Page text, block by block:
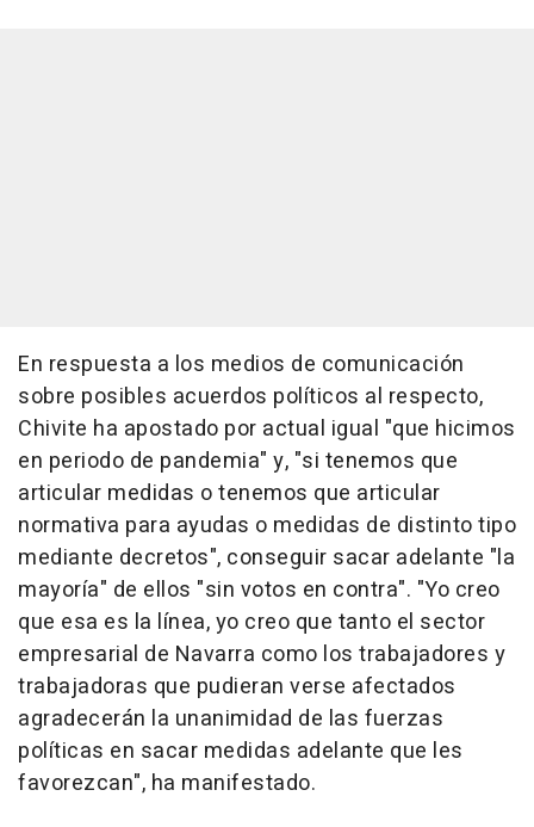
En respuesta a los medios de comunicación
sobre posibles acuerdos políticos al respecto,
Chivite ha apostado por actual igual "que hicimos
en periodo de pandemia" y, "si tenemos que
articular medidas o tenemos que articular
normativa para ayudas o medidas de distinto tipo
mediante decretos", conseguir sacar adelante "la
mayoría" de ellos "sin votos en contra". "Yo creo
que esa es la línea, yo creo que tanto el sector
empresarial de Navarra como los trabajadores y
trabajadoras que pudieran verse afectados
agradecerán la unanimidad de las fuerzas
políticas en sacar medidas adelante que les
favorezcan", ha manifestado.